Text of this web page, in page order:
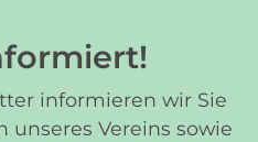
informieren wir Sie
unseres Vereins sowie